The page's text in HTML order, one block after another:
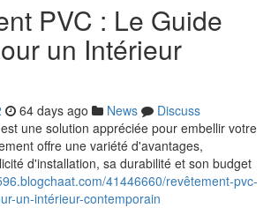
PVC : Le Guide
un Intérieur
64 days ago News
Discuss
une solution appréciée pour embellir votre
offre une variété d'avantages,
d'installation, sa durabilité et son budget
41446660/revêtement-pvc-
un-intérieur-contemporain